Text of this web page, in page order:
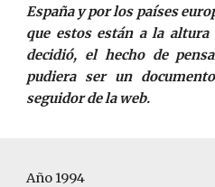
España y por los países
que estos están a la
decidió, el hecho de
pudiera ser un
seguidor de la web.
Año 1994